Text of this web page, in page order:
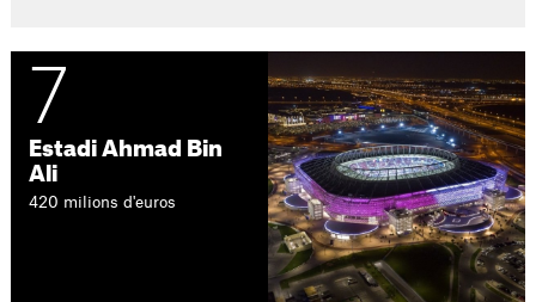
7
Estadi Ahmad Bin
Ali
420 milions d'euros